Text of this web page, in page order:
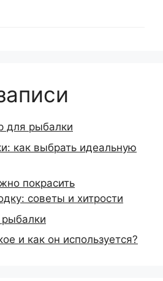
для рыбалки
как выбрать идеальную
покрасить
советы и хитрости
и как он используется?